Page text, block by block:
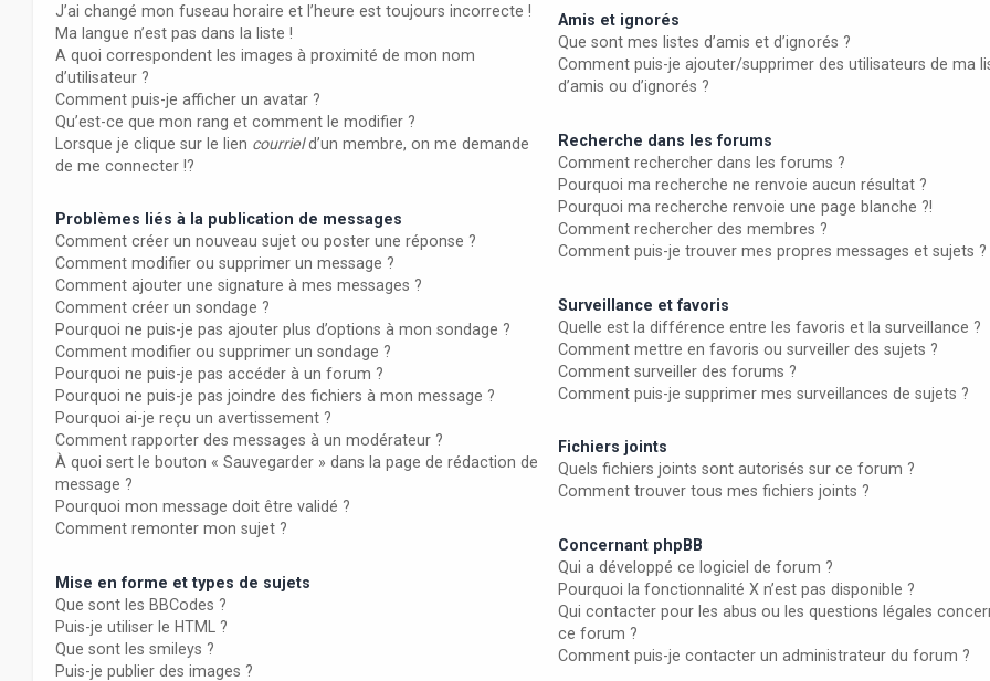
J’ai changé mon fuseau horaire et l’heure est toujours incorrecte !
Ma langue n’est pas dans la liste !
A quoi correspondent les images à proximité de mon nom
d’utilisateur ?
Comment puis-je afficher un avatar ?
Qu’est-ce que mon rang et comment le modifier ?
Lorsque je clique sur le lien courrield’un membre, on me demande
de me connecter !?
Problèmes liés à la publication de messages
Comment créer un nouveau sujet ou poster une réponse ?
Comment modifier ou supprimer un message ?
Comment ajouter une signature à mes messages ?
Comment créer un sondage ?
Pourquoi ne puis-je pas ajouter plus d’options à mon sondage ?
Comment modifier ou supprimer un sondage ?
Pourquoi ne puis-je pas accéder à un forum ?
Pourquoi ne puis-je pas joindre des fichiers à mon message ?
Pourquoi ai-je reçu un avertissement ?
Comment rapporter des messages à un modérateur ?
À quoi sert le bouton « Sauvegarder » dans la page de rédaction de
message ?
Pourquoi mon message doit être validé ?
Comment remonter mon sujet ?
Mise en forme et types de sujets
Que sont les BBCodes ?
Puis-je utiliser le HTML ?
Que sont les smileys ?
Puis-je publier des images ?
Amis et ignorés
Que sont mes listes d’amis et d’ignorés ?
Comment puis-je ajouter/supprimer des utilisateurs de ma
d’amis ou d’ignorés ?
Recherche dans les forums
Comment rechercher dans les forums ?
Pourquoi ma recherche ne renvoie aucun résultat ?
Pourquoi ma recherche renvoie une page blanche ?!
Comment rechercher des membres ?
Comment puis-je trouver mes propres messages et sujets ?
Surveillance et favoris
Quelle est la différence entre les favoris et la surveillance ?
Comment mettre en favoris ou surveiller des sujets ?
Comment surveiller des forums ?
Comment puis-je supprimer mes surveillances de sujets ?
Fichiers joints
Quels fichiers joints sont autorisés sur ce forum ?
Comment trouver tous mes fichiers joints ?
Concernant phpBB
Qui a développé ce logiciel de forum ?
Pourquoi la fonctionnalité X n’est pas disponible ?
Qui contacter pour les abus ou les questions légales
ce forum ?
Comment puis-je contacter un administrateur du forum ?